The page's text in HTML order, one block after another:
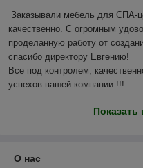
Заказывали мебель для СПА-
качественно. С огромным
проделанную работу от
спасибо директору Евгению!
Все под контролем,
успехов вашей компании.!!!
О нас